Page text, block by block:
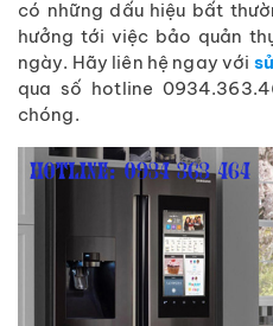
có những dấu hiệu bất
hưởng tới việc bảo quản
ngày. Hãy liên hệ ngay với
qua số hotline
chóng.